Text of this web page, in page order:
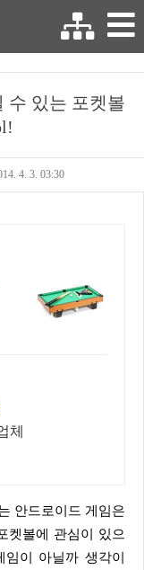
수 있는 포켓볼
4. 3. 03:30
체
켓볼에 관심이 있으
이 아닐까 생각이